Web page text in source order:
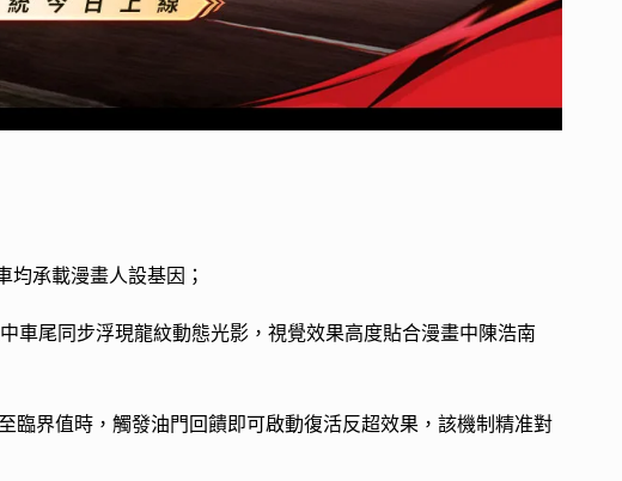
均承載漫畫人設基因；
車尾同步浮現龍紋動態光影，視覺效果高度貼合漫畫中陳浩南
界值時，觸發油門回饋即可啟動復活反超效果，該機制精准對